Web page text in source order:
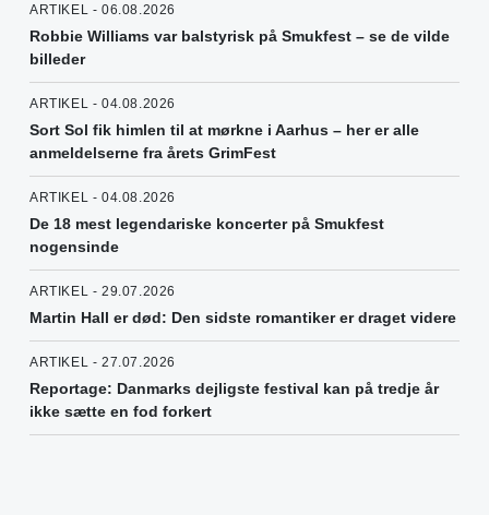
ARTIKEL - 06.08.2026
Robbie Williams var balstyrisk på Smukfest – se de vilde
billeder
ARTIKEL - 04.08.2026
Sort Sol fik himlen til at mørkne i Aarhus – her er alle
anmeldelserne fra årets GrimFest
ARTIKEL - 04.08.2026
De 18 mest legendariske koncerter på Smukfest
nogensinde
ARTIKEL - 29.07.2026
Martin Hall er død: Den sidste romantiker er draget videre
ARTIKEL - 27.07.2026
Reportage: Danmarks dejligste festival kan på tredje år
ikke sætte en fod forkert